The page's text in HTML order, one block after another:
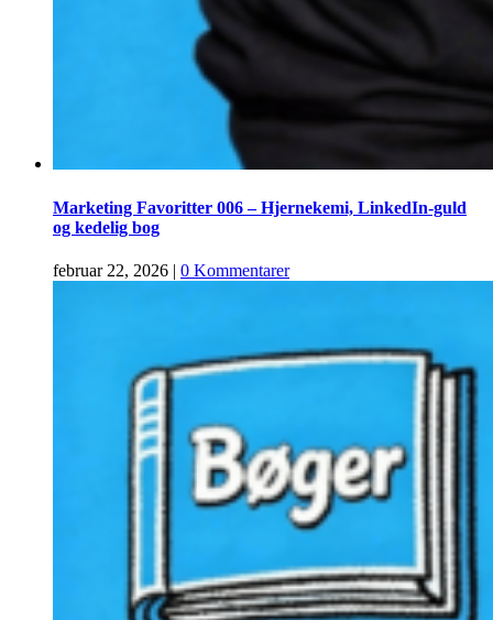
Marketing Favoritter 006 – Hjernekemi, LinkedIn-guld
og kedelig bog
februar 22, 2026 | 0 Kommentarer